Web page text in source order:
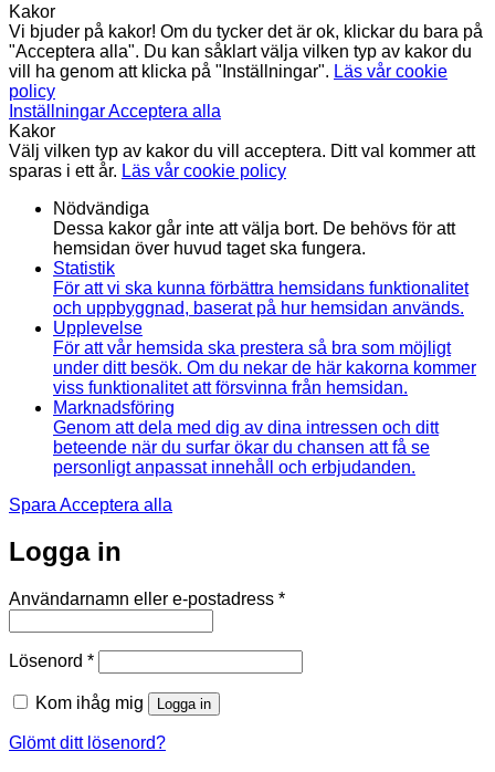
Kakor
Vi bjuder på kakor! Om du tycker det är ok, klickar du bara på
"Acceptera alla". Du kan såklart välja vilken typ av kakor du
vill ha genom att klicka på "Inställningar". Läs vår cookie
policy
InställningarAcceptera alla
Kakor
Välj vilken typ av kakor du vill acceptera. Ditt val kommer att
sparas i ett år. Läs vår cookie policy
Nödvändiga
Dessa kakor går inte att välja bort. De behövs för att
hemsidan över huvud taget ska fungera.
Statistik
För att vi ska kunna förbättra hemsidans funktionalitet
och uppbyggnad, baserat på hur hemsidan används.
Upplevelse
För att vår hemsida ska prestera så bra som möjligt
under ditt besök. Om du nekar de här kakorna kommer
viss funktionalitet att försvinna från hemsidan.
Marknadsföring
Genom att dela med dig av dina intressen och ditt
beteende när du surfar ökar du chansen att få se
personligt anpassat innehåll och erbjudanden.
Spara Acceptera alla
Logga in
Användarnamn eller e-postadress *Obligatoriskt
Lösenord *Obligatoriskt
Kom ihåg mig Logga in
Glömt ditt lösenord?